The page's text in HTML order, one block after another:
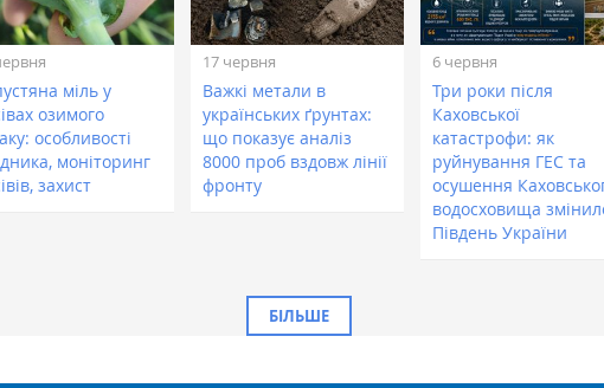
міль у
озимого
особливості
моніторинг
захист
17 червня
Важкі метали в
українських ґрунтах:
що показує аналіз
8000 проб вздовж лінії
фронту
6 червня
Три роки після
Каховської
катастрофи: як
руйнування ГЕС та
осушення
водосховища
Південь України
БІЛЬШЕ